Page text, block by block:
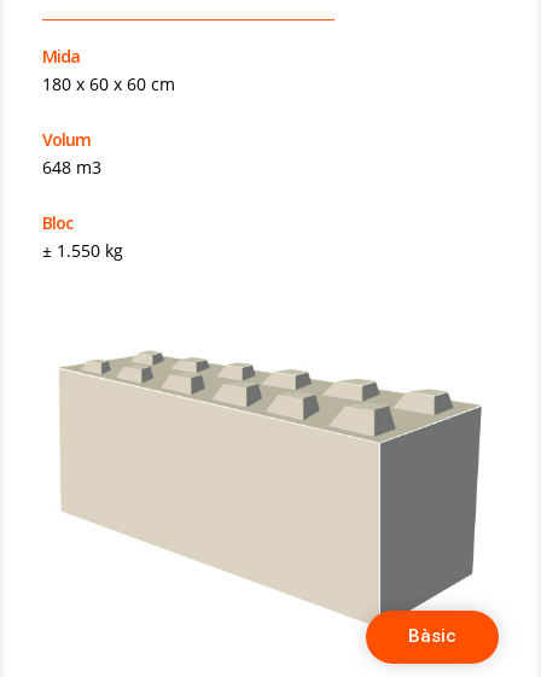
Mida
180 x 60 x 60 cm
Volum
648 m3
Bloc
± 1.550 kg
Bàsic